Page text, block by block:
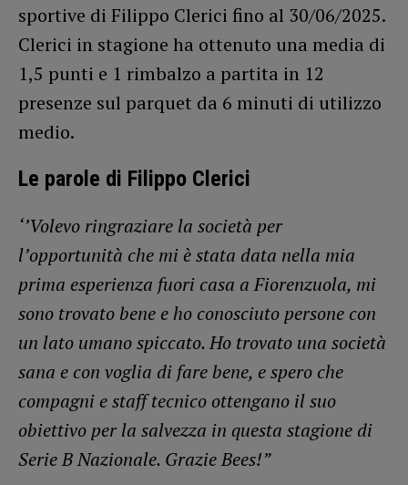
sportive di Filippo Clerici fino al 30/06/2025.
Clerici in stagione ha ottenuto una media di
1,5 punti e 1 rimbalzo a partita in 12
presenze sul parquet da 6 minuti di utilizzo
medio.
Le parole di Filippo Clerici
‘’Volevo ringraziare la società per
l’opportunità che mi è stata data nella mia
prima esperienza fuori casa a Fiorenzuola, mi
sono trovato bene e ho conosciuto persone con
un lato umano spiccato. Ho trovato una società
sana e con voglia di fare bene, e spero che
compagni e staff tecnico ottengano il suo
obiettivo per la salvezza in questa stagione di
Serie B Nazionale. Grazie Bees!”